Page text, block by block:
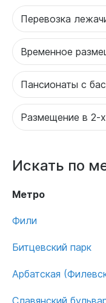
Перевозка
Временное
Пансионаты с
Размещение в 2-
Искать по
Метро
Фили
Битцевский парк
Арбатская
Славянский